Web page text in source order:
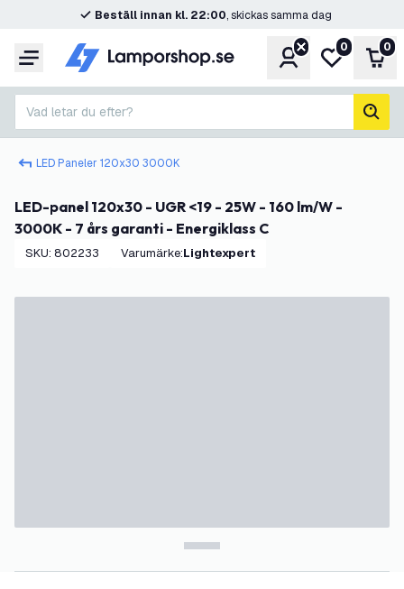
Beställ innan kl. 22:00, skickas samma dag
Meny KontoMin0 0
Vad letar du efter?
sök
LED Paneler 120x30 3000K
LED-panel 120x30 - UGR <19 - 25W - 160 lm/W -
3000K - 7 års garanti - Energiklass C
SKU: 802233 Varumärke: Lightexpert